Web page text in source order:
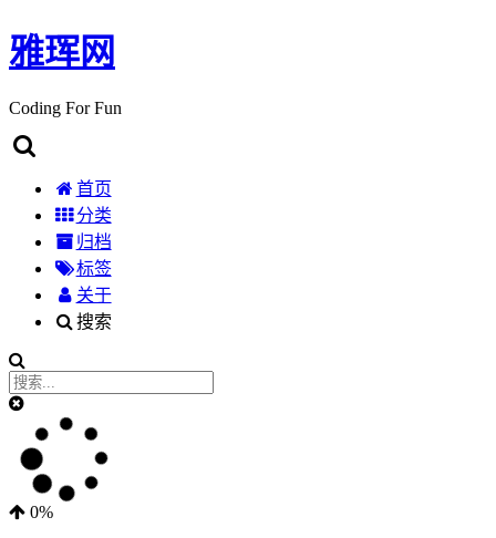
雅珲网
Coding For Fun
首页
分类
归档
标签
关于
搜索
0%